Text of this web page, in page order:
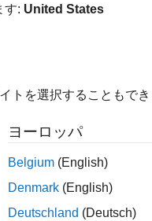
へのポインター。
す: United States
トを選択することもでき
ヨーロッパ
Belgium (English)
Denmark (English)
Deutschland (Deutsch)